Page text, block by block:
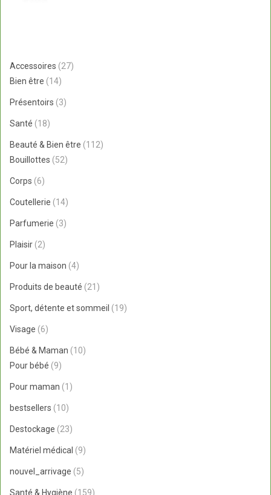
Accessoires 2727
Bien être 1414
Présentoirs 33
Santé 1818
Beauté & Bien être 112112
Bouillottes 5252
Corps 66
Coutellerie 1414
Parfumerie 33
Plaisir 22
Pour la maison 44
Produits de beauté 21 21
Sport, détente et sommeil 1919
Visage 66
Bébé & Maman 1010
Pour bébé 99
Pour maman 1 1
bestsellers 1010
Destockage 2323
Matériel médical 99
nouvel_arrivage 55
Santé & Hygiène 159159